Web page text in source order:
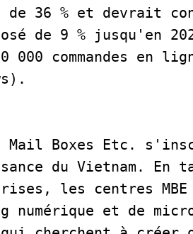
de 36 % et devrait
de 9 % jusqu'en
000 commandes en
Mail Boxes Etc.
du Vietnam. En
les centres MBE
numérique et de